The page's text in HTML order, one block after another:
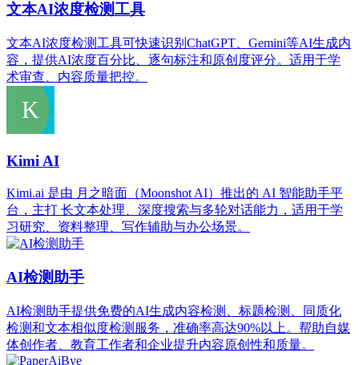
文本AI浓度检测工具
文本AI浓度检测工具可快速识别ChatGPT、Gemini等AI生成内
容，提供AI浓度百分比、逐句标注和原创度评分。适用于学
术审查、内容质量把控。
Kimi AI
Kimi.ai 是由 月之暗面（Moonshot AI）推出的 AI 智能助手平
台，主打 长文本处理、深度搜索与多轮对话能力，适用于学
习研究、资料整理、写作辅助与办公场景。
AI检测助手
AI检测助手提供免费的AI生成内容检测、标题检测、同质化
检测和文本相似度检测服务，准确率高达90%以上。帮助自媒
体创作者、教育工作者和企业提升内容原创性和质量。